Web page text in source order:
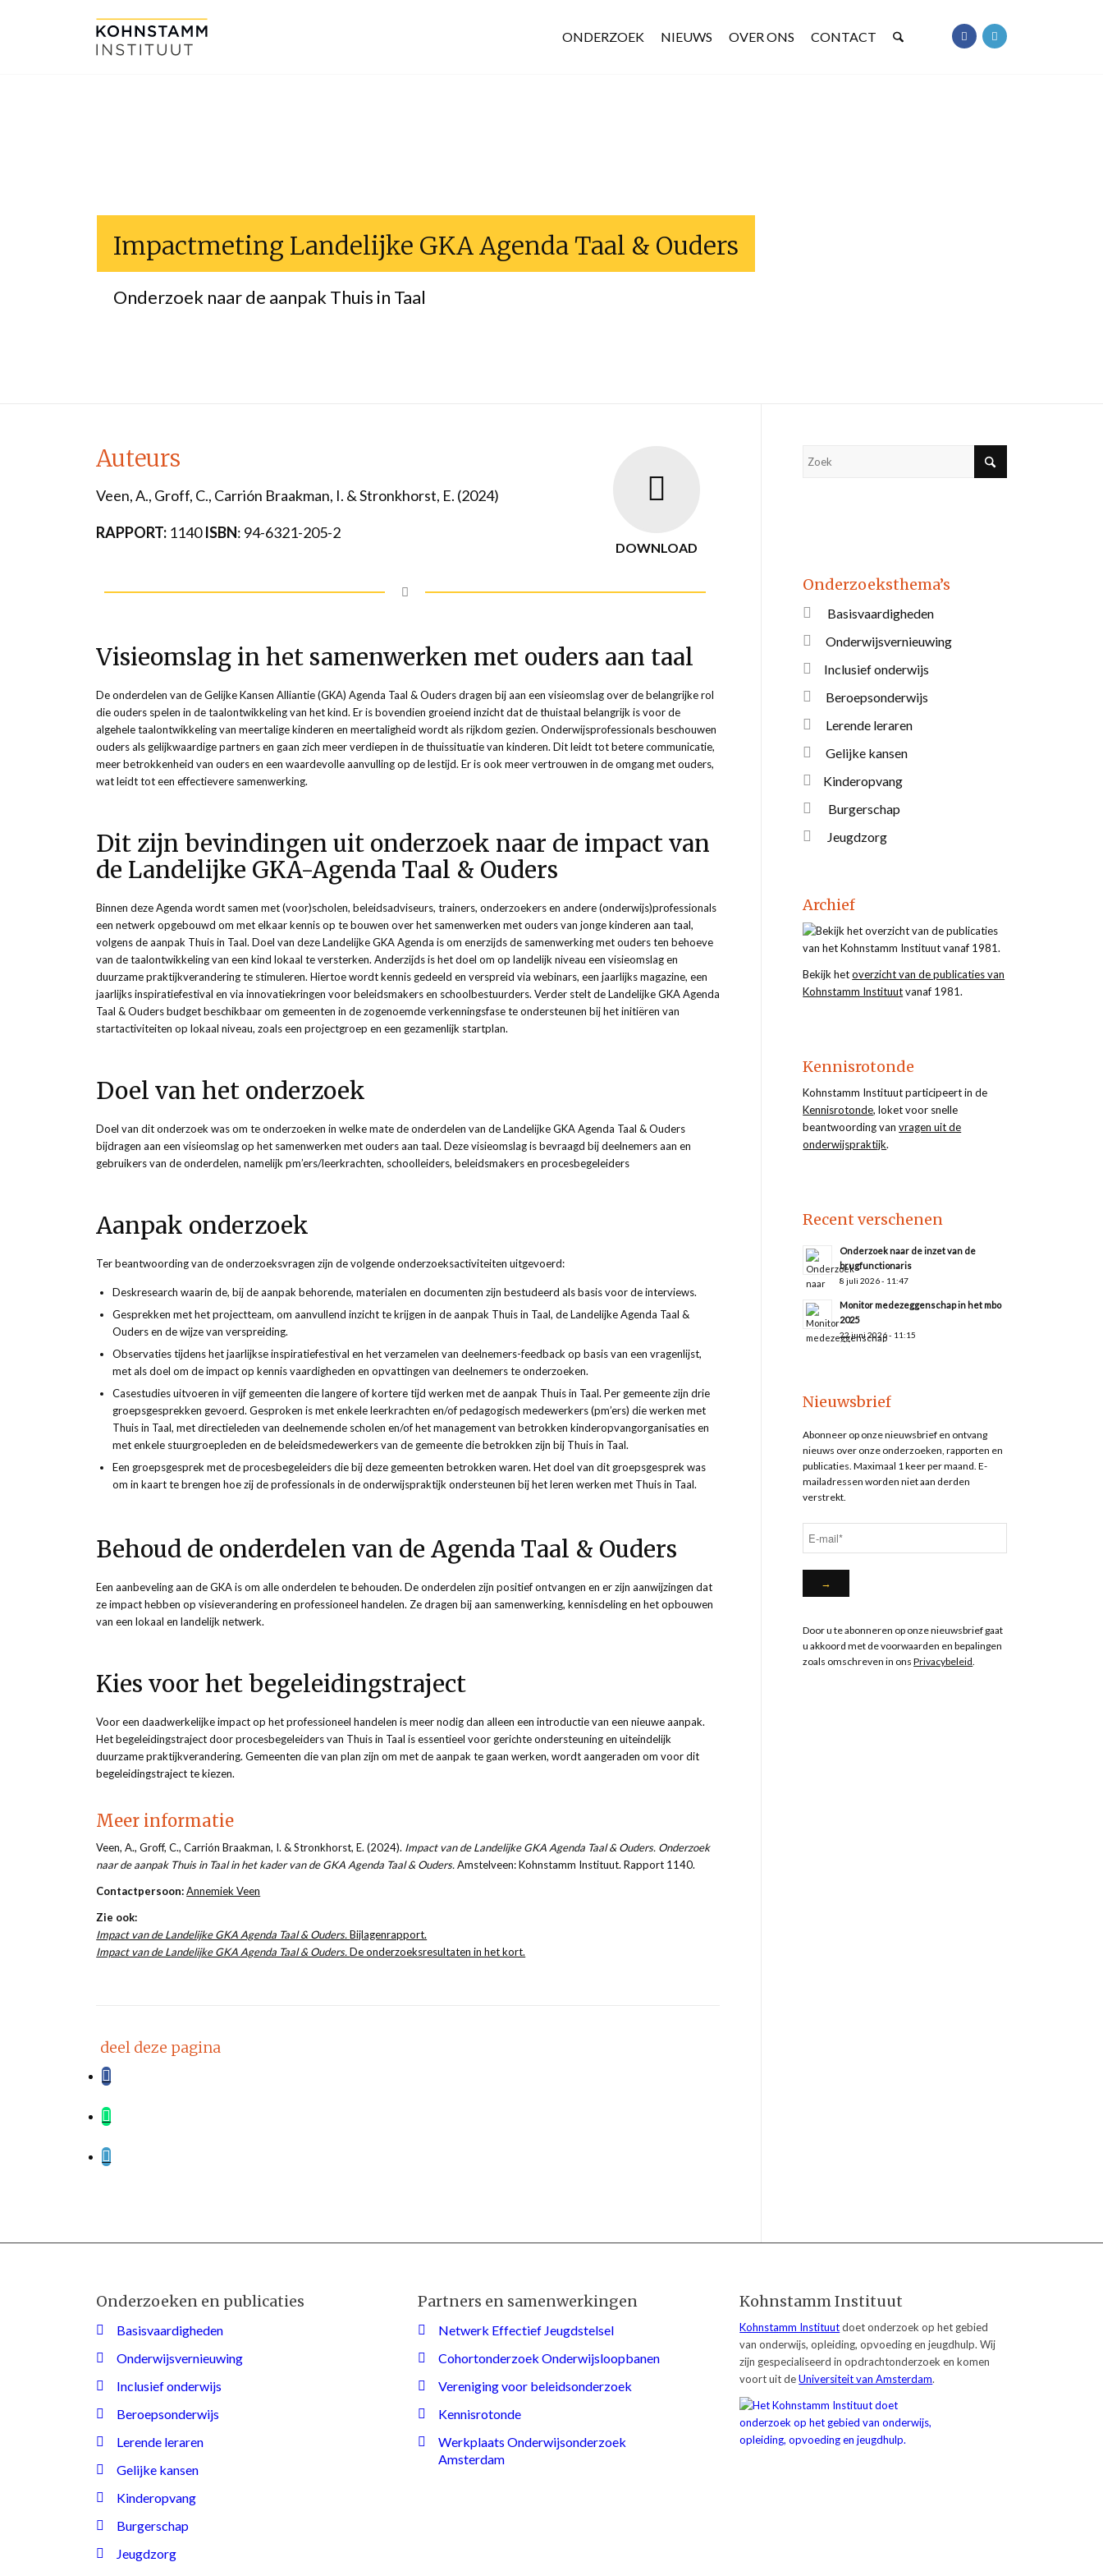
ONDERZOEK NIEUWS OVER ONS CONTACT
Impactmeting Landelijke GKA Agenda Taal & Ouders
Onderzoek naar de aanpak Thuis in Taal
Auteurs
Veen, A., Groff, C., Carrión Braakman, I. & Stronkhorst, E. (2024)
RAPPORT: 1140ISBN: 94-6321-205-2
DOWNLOAD
Visieomslag in het samenwerken met ouders aan taal
De onderdelen van de Gelijke Kansen Alliantie (GKA) Agenda Taal & Ouders dragen bij aan een visieomslag over de belangrijke rol
die ouders spelen in de taalontwikkeling van het kind. Er is bovendien groeiend inzicht dat de thuistaal belangrijk is voor de
algehele taalontwikkeling van meertalige kinderen en meertaligheid wordt als rijkdom gezien. Onderwijsprofessionals beschouwen
ouders als gelijkwaardige partners en gaan zich meer verdiepen in de thuissituatie van kinderen. Dit leidt tot betere communicatie,
meer betrokkenheid van ouders en een waardevolle aanvulling op de lestijd. Er is ook meer vertrouwen in de omgang met ouders,
wat leidt tot een effectievere samenwerking.
Dit zijn bevindingen uit onderzoek naar de impact van
de Landelijke GKA-Agenda Taal & Ouders
Binnen deze Agenda wordt samen met (voor)scholen, beleidsadviseurs, trainers, onderzoekers en andere (onderwijs)professionals
een netwerk opgebouwd om met elkaar kennis op te bouwen over het samenwerken met ouders van jonge kinderen aan taal,
volgens de aanpak Thuis in Taal. Doel van deze Landelijke GKA Agenda is om enerzijds de samenwerking met ouders ten behoeve
van de taalontwikkeling van een kind lokaal te versterken. Anderzijds is het doel om op landelijk niveau een visieomslag en
duurzame praktijkverandering te stimuleren. Hiertoe wordt kennis gedeeld en verspreid via webinars, een jaarlijks magazine, een
jaarlijks inspiratiefestival en via innovatiekringen voor beleidsmakers en schoolbestuurders. Verder stelt de Landelijke GKA Agenda
Taal & Ouders budget beschikbaar om gemeenten in de zogenoemde verkenningsfase te ondersteunen bij het initiëren van
startactiviteiten op lokaal niveau, zoals een projectgroep en een gezamenlijk startplan.
Doel van het onderzoek
Doel van dit onderzoek was om te onderzoeken in welke mate de onderdelen van de Landelijke GKA Agenda Taal & Ouders
bijdragen aan een visieomslag op het samenwerken met ouders aan taal. Deze visieomslag is bevraagd bij deelnemers aan en
gebruikers van de onderdelen, namelijk pm’ers/leerkrachten, schoolleiders, beleidsmakers en procesbegeleiders
Aanpak onderzoek
Ter beantwoording van de onderzoeksvragen zijn de volgende onderzoeksactiviteiten uitgevoerd:
Deskresearch waarin de, bij de aanpak behorende, materialen en documenten zijn bestudeerd als basis voor de interviews.
Gesprekken met het projectteam, om aanvullend inzicht te krijgen in de aanpak Thuis in Taal, de Landelijke Agenda Taal &
Ouders en de wijze van verspreiding.
Observaties tijdens het jaarlijkse inspiratiefestival en het verzamelen van deelnemers-feedback op basis van een vragenlijst,
met als doel om de impact op kennis vaardigheden en opvattingen van deelnemers te onderzoeken.
Casestudies uitvoeren in vijf gemeenten die langere of kortere tijd werken met de aanpak Thuis in Taal. Per gemeente zijn drie
groepsgesprekken gevoerd. Gesproken is met enkele leerkrachten en/of pedagogisch medewerkers (pm’ers) die werken met
Thuis in Taal, met directieleden van deelnemende scholen en/of het management van betrokken kinderopvangorganisaties en
met enkele stuurgroepleden en de beleidsmedewerkers van de gemeente die betrokken zijn bij Thuis in Taal.
Een groepsgesprek met de procesbegeleiders die bij deze gemeenten betrokken waren. Het doel van dit groepsgesprek was
om in kaart te brengen hoe zij de professionals in de onderwijspraktijk ondersteunen bij het leren werken met Thuis in Taal.
Behoud de onderdelen van de Agenda Taal & Ouders
Een aanbeveling aan de GKA is om alle onderdelen te behouden. De onderdelen zijn positief ontvangen en er zijn aanwijzingen dat
ze impact hebben op visieverandering en professioneel handelen. Ze dragen bij aan samenwerking, kennisdeling en het opbouwen
van een lokaal en landelijk netwerk.
Kies voor het begeleidingstraject
Voor een daadwerkelijke impact op het professioneel handelen is meer nodig dan alleen een introductie van een nieuwe aanpak.
Het begeleidingstraject door procesbegeleiders van Thuis in Taal is essentieel voor gerichte ondersteuning en uiteindelijk
duurzame praktijkverandering. Gemeenten die van plan zijn om met de aanpak te gaan werken, wordt aangeraden om voor dit
begeleidingstraject te kiezen.
Meer informatie
Veen, A., Groff, C., Carrión Braakman, I. & Stronkhorst, E. (2024). Impact van de Landelijke GKA Agenda Taal & Ouders. Onderzoek
naar de aanpak Thuis in Taal in het kader van de GKA Agenda Taal & Ouders.Amstelveen: Kohnstamm Instituut.Rapport 1140.
Contactpersoon: Annemiek Veen
Zie ook:
Impact van de Landelijke GKA Agenda Taal & Ouders.Bijlagenrapport.
Impact van de Landelijke GKA Agenda Taal & Ouders.De onderzoeksresultaten in het kort.
deel deze pagina
Onderzoeksthema’s
Basisvaardigheden
Onderwijsvernieuwing
Inclusief onderwijs
Beroepsonderwijs
Lerende leraren
Gelijke kansen
Kinderopvang
Burgerschap
Jeugdzorg
Archief
Bekijk hetoverzicht van de publicaties van
Kohnstamm Instituutvanaf 1981.
Kennisrotonde
Kohnstamm Instituut participeert in de
Kennisrotonde, loket voor snelle
beantwoording vanvragen uit de
onderwijspraktijk.
Recent verschenen
Onderzoek naar de inzet van de
brugfunctionaris
8 juli 2026 - 11:47
Monitor medezeggenschap in het mbo
2025
22 juni 2026 - 11:15
Nieuwsbrief
Abonneer op onze nieuwsbrief en ontvang
nieuws over onze onderzoeken, rapporten en
publicaties. Maximaal 1 keer per maand. E-
mailadressen worden niet aan derden
verstrekt.
Door u te abonneren op onze nieuwsbrief gaat
u akkoord met de voorwaarden en bepalingen
zoals omschreven in onsPrivacybeleid
Onderzoeken en publicaties
Basisvaardigheden
Onderwijsvernieuwing
Inclusief onderwijs
Beroepsonderwijs
Lerende leraren
Gelijke kansen
Kinderopvang
Burgerschap
Jeugdzorg
Partners en samenwerkingen
Netwerk Effectief Jeugdstelsel
Cohortonderzoek Onderwijsloopbanen
Vereniging voor beleidsonderzoek
Kennisrotonde
Werkplaats Onderwijsonderzoek
Amsterdam
Kohnstamm Instituut
Kohnstamm Instituutdoet onderzoek op het gebied
van onderwijs, opleiding, opvoeding en jeugdhulp. Wij
zijn gespecialiseerd in opdrachtonderzoek en komen
voort uit deUniversiteit van Amsterdam.